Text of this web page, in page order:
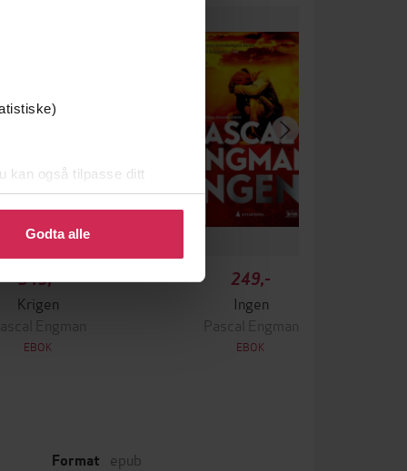
kan også tilpasse ditt
eller endre ditt samtykke.
Godta alle
349,-
Krigen
Engman
EBOK
249,-
Ingen
Pascal Engman
EBOK
Format epub